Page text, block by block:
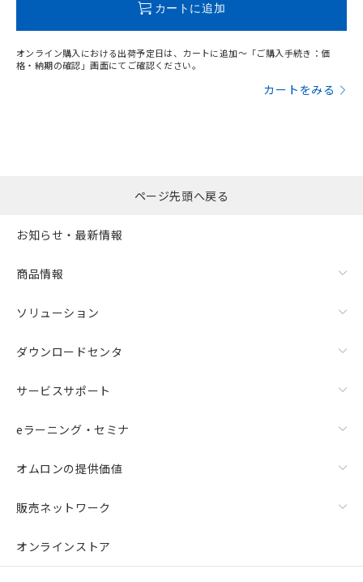
カートに追加
オンライン購入における出荷予定日は、カートに追加～「ご購入手続き：価
格・納期の確認」画面にてご確認ください。
カートをみる
ページ先頭へ戻る
お知らせ・最新情報
商品情報
ソリューション
ダウンロードセンタ
サービスサポート
eラーニング・セミナ
オムロンの提供価値
販売ネットワーク
オンラインストア